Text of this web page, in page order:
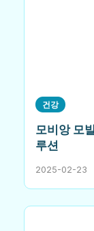
건강
모비앙 모
루션
2025-02-23